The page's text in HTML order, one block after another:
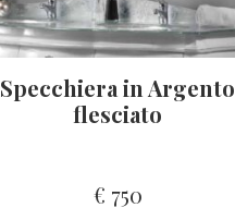
Specchiera in Argento
flesciato
€ 750